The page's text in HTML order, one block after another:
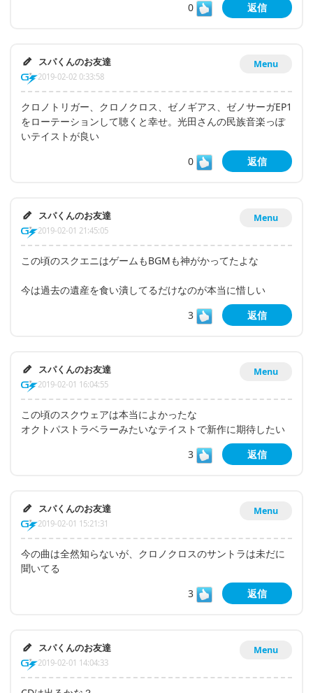
0
返信
Menu
スパくんのお友達
2019-02-02 0:33:58
クロノトリガー、クロノクロス、ゼノギアス、ゼノサーガEP1
をローテーションして聴くと幸せ。光田さんの民族音楽っぽ
いテイストが良い
0
返信
Menu
スパくんのお友達
2019-02-01 21:45:05
この頃のスクエニはゲームもBGMも神がかってたよな
今は過去の遺産を食い潰してるだけなのが本当に惜しい
3
返信
Menu
スパくんのお友達
2019-02-01 16:04:55
この頃のスクウェアは本当によかったな
オクトパストラベラーみたいなテイストで新作に期待したい
3
返信
Menu
スパくんのお友達
2019-02-01 15:21:31
今の曲は全然知らないが、クロノクロスのサントラは未だに
聞いてる
3
返信
Menu
スパくんのお友達
2019-02-01 14:04:33